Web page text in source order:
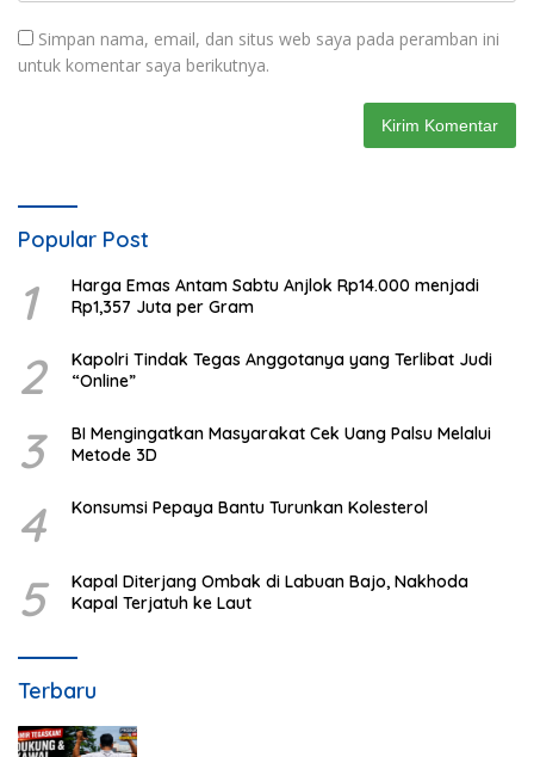
Simpan nama, email, dan situs web saya pada peramban ini
untuk komentar saya berikutnya.
Popular Post
1
Harga Emas Antam Sabtu Anjlok Rp14.000 menjadi
Rp1,357 Juta per Gram
2
Kapolri Tindak Tegas Anggotanya yang Terlibat Judi
“Online”
3
BI Mengingatkan Masyarakat Cek Uang Palsu Melalui
Metode 3D
4 Konsumsi Pepaya Bantu Turunkan Kolesterol
5
Kapal Diterjang Ombak di Labuan Bajo, Nakhoda
Kapal Terjatuh ke Laut
Terbaru